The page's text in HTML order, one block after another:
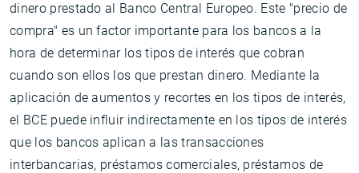
dinero prestado al Banco Central Europeo. Este "precio de
compra" es un factor importante para los bancos a la
hora de determinar los tipos de interés que cobran
cuando son ellos los que prestan dinero. Mediante la
aplicación de aumentos y recortes en los tipos de interés,
el BCE puede influir indirectamente en los tipos de interés
que los bancos aplican a las transacciones
interbancarias, préstamos comerciales, préstamos de